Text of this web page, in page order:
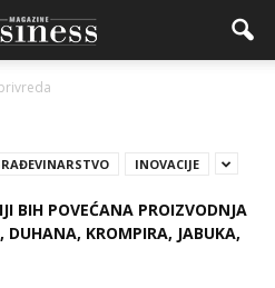
INOVACIJE
BIH POVEĆANA PROIZVODNJA
DUHANA, KROMPIRA, JABUKA,